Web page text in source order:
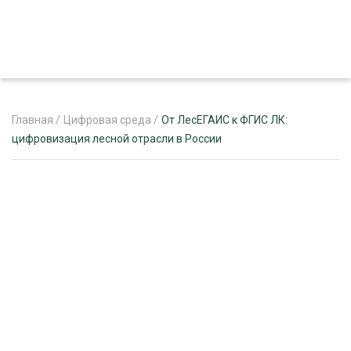
Главная / Цифровая среда / От ЛесЕГАИС к ФГИС ЛК:
цифровизация лесной отрасли в России